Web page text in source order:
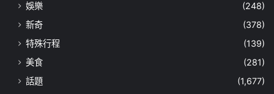
娛樂
(248)
新奇
(378)
特殊行程
(139)
美食
(281)
話題
(1,677)